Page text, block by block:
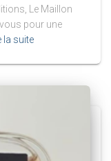
Le Maillon
pour une
la suite